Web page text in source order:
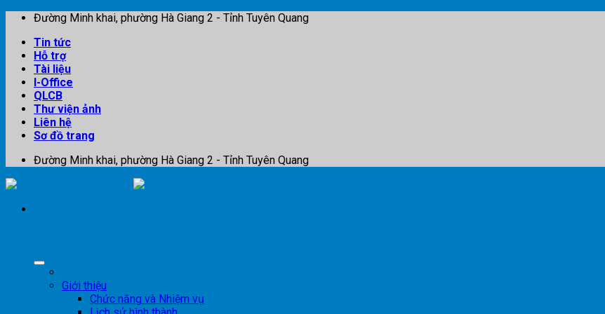
Skip
content
Đường Minh khai, phường Hà Giang 2 - Tỉnh Tuyên Quang
Tin tức
Hỗ trợ
Tài liệu
I-Office
QLCB
Thư viện ảnh
Liên hệ
Sơ đồ trang
Đường Minh khai, phường Hà Giang 2 - Tỉnh Tuyên Quang
Giới thiệu
Chức năng và Nhiệm vụ